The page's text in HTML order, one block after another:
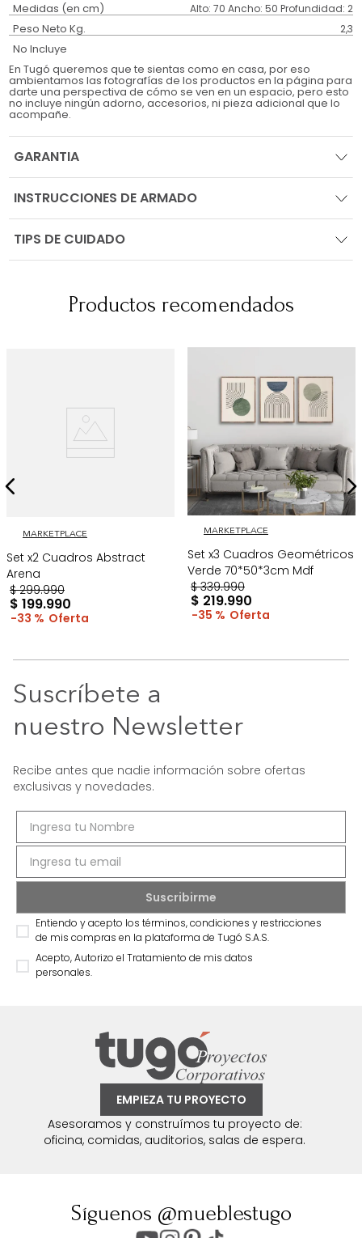
Medidas (en cm) Alto: 70 Ancho: 50 Profundidad: 2
Peso Neto Kg. 2,3
No Incluye
En Tugó queremos que te sientas como en casa, por eso
ambientamos las fotografías de los productos en la página para
darte una perspectiva de cómo se ven en un espacio, pero esto
no incluye ningún adorno, accesorios, ni pieza adicional que lo
acompañe.
GARANTIA
INSTRUCCIONES DE ARMADO
TIPS DE CUIDADO
Productos recomendados
MARKETPLACE
Set x2 Cuadros Abstract
Arena
$ 299.990
$ 199.990
33 %
MARKETPLACE
Set x3 Cuadros Geométricos
Verde 70*50*3cm Mdf
$ 339.990
$ 219.990
35 %
Suscríbete a
nuestro Newsletter
Recibe antes que nadie información sobre ofertas
exclusivas y novedades.
Entiendo y acepto los términos, condiciones y restricciones
de mis compras en la plataforma de Tugó S.A.S.
Acepto, Autorizo el Tratamiento de mis datos
personales.
EMPIEZA TU PROYECTO
Asesoramos y construímos tu proyecto de:
oficina, comidas, auditorios, salas de espera.
Síguenos @mueblestugo